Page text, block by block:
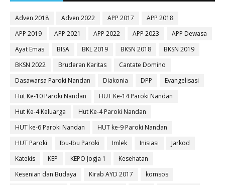
Adven 2018 Adven 2022 APP 2017
APP 2018
APP 2019
APP 2021 APP 2022 APP 2023
APP Dewasa
Ayat Emas
BISA BKL 2019 BKSN 2018
BKSN 2019
BKSN 2022
Bruderan Karitas
Cantate Domino
Dasawarsa Paroki Nandan
Diakonia DPP
Evangelisasi
Hut Ke-10 Paroki Nandan
HUT Ke-14 Paroki Nandan
Hut Ke-4 Keluarga
Hut Ke-4 Paroki Nandan
HUT ke-6 Paroki Nandan
HUT ke-9 Paroki Nandan
HUT Paroki
Ibu-Ibu Paroki Imlek Inisiasi
Jarkod
Katekis
KEP KEPO Jogja 1
Kesehatan
Kesenian dan Budaya
Kirab AYD 2017
komsos